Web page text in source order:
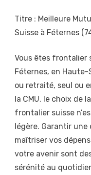
Titre : Meilleure
Suisse à Féternes
Vous êtes frontalier
Féternes, en
ou retraité, seul ou
la CMU, le choix de
frontalier suisse
légère. Garantir
maîtriser vos
votre avenir sont
sérénité au